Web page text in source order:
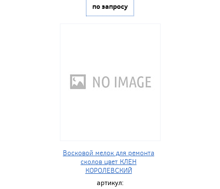
по запросу
Восковой мелок для ремонта
сколов цвет КЛЕН
КОРОЛЕВСКИЙ
артикул: